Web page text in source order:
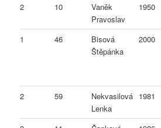
2 10
Vaněk
Pravoslav
1950
1 46
Bisová
Štěpánka
2000
2 59
Nekvasilová
Lenka
1981